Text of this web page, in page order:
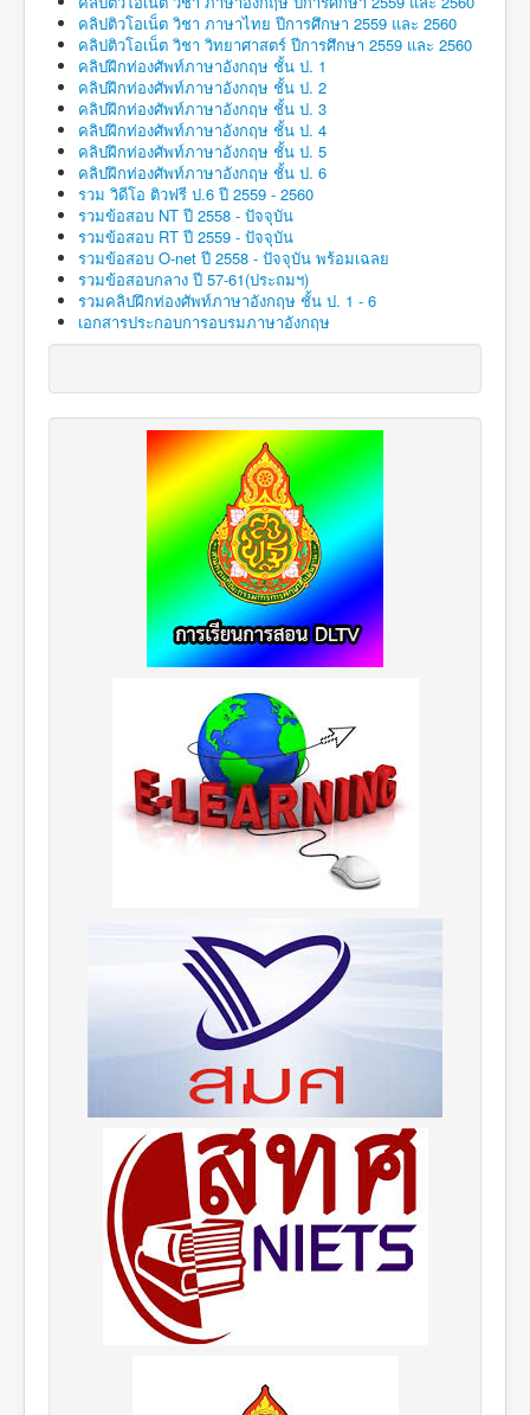
คลิปติวโอเน็ต วิชา ภาษาไทย ปีการศึกษา 2559 และ 2560
คลิปติวโอเน็ต วิชา วิทยาศาสตร์ ปีการศึกษา 2559 และ 2560
คลิปฝึกท่องศัพท์ภาษาอังกฤษ ชั้น ป. 1
คลิปฝึกท่องศัพท์ภาษาอังกฤษ ชั้น ป. 2
คลิปฝึกท่องศัพท์ภาษาอังกฤษ ชั้น ป. 3
คลิปฝึกท่องศัพท์ภาษาอังกฤษ ชั้น ป. 4
คลิปฝึกท่องศัพท์ภาษาอังกฤษ ชั้น ป. 5
คลิปฝึกท่องศัพท์ภาษาอังกฤษ ชั้น ป. 6
รวม วิดีโอ ติวฟรี ป.6 ปี 2559 - 2560
รวมข้อสอบ NT ปี 2558 - ปัจจุบัน
รวมข้อสอบ RT ปี 2559 - ปัจจุบัน
รวมข้อสอบ O-net ปี 2558 - ปัจจุบัน พร้อมเฉลย
รวมข้อสอบกลาง ปี 57-61(ประถมฯ)
รวมคลิปฝึกท่องศัพท์ภาษาอังกฤษ ชั้น ป. 1 - 6
เอกสารประกอบการอบรมภาษาอังกฤษ